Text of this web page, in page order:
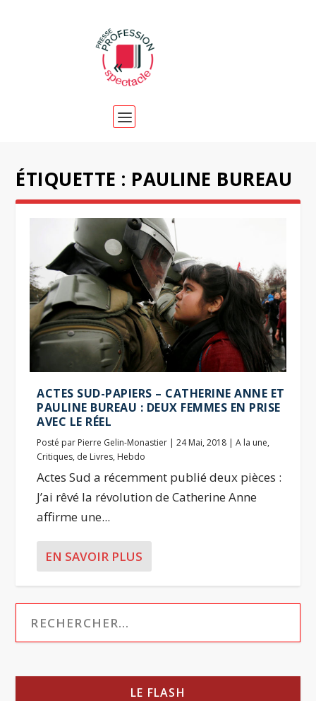
ÉTIQUETTE : PAULINE BUREAU
ACTES SUD-PAPIERS – CATHERINE ANNE ET
PAULINE BUREAU : DEUX FEMMES EN PRISE
AVEC LE RÉEL
Posté par Pierre Gelin-Monastier |24 Mai, 2018 |A la une,
Critiques, de Livres, Hebdo
Actes Sud a récemment publié deux pièces :
J’ai rêvé la révolution de Catherine Anne
affirme une...
EN SAVOIR PLUS
LE FLASH